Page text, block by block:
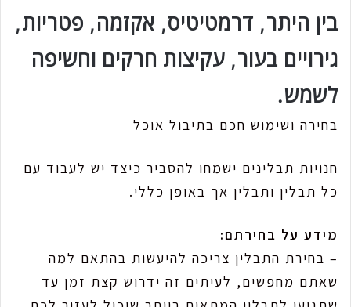
בין היתר, דרמטיטיס, אקזמה, פטריות,
גירויים בעור, עקיצות חרקים וחשיפה
לשמש.
בחירה ושימוש חכם בתיבול אוכל
חנויות תבלינים ישמחו להסביר כיצד יש לעבוד עם
כל תבלין ותבלין אך באופן כללי.
מידע על בחירתם:
– בחירת התבלין צריכה להיעשות בהתאם למה
שאתם מחפשים, לעיתים זה ידרוש קצת זמן עד